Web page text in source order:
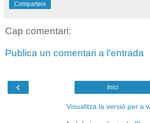
Comparteix
Cap comentari:
Publica un comentari a l'entrada
‹ Inici
Visualitza la versió per a